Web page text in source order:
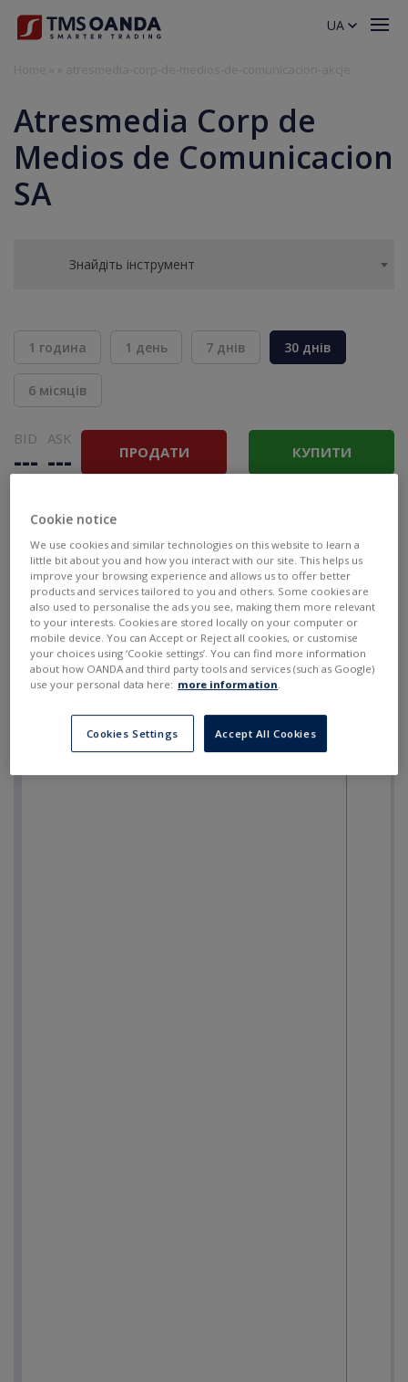
Atresmedia Corp de
Medios de Comunicacion
SA
Знайдіть інструмент
1 година 1 день 7 днів 30 днів
6 місяців
BID
---
ASK
--- ПРОДАТИ КУПИТИ
UA
Cookie notice
We use cookies and similar technologies on this website to learn a
little bit about you and how you interact with our site. This helps us
improve your browsing experience and allows us to offer better
products and services tailored to you and others. Some cookies are
also used to personalise the ads you see, making them more relevant
to your interests. Cookies are stored locally on your computer or
mobile device. You can Accept or Reject all cookies, or customise
your choices using ‘Cookie settings’. You can find more information
about how OANDA and third party tools and services (such as Google)
use your personal data here: more information.
Cookies Settings Accept All Cookies